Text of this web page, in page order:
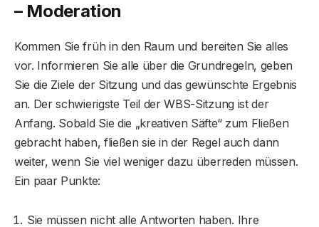
– Moderation
Kommen Sie früh in den Raum und bereiten Sie alles
vor. Informieren Sie alle über die Grundregeln, geben
Sie die Ziele der Sitzung und das gewünschte Ergebnis
an. Der schwierigste Teil der WBS-Sitzung ist der
Anfang. Sobald Sie die „kreativen Säfte“ zum Fließen
gebracht haben, fließen sie in der Regel auch dann
weiter, wenn Sie viel weniger dazu überreden müssen.
Ein paar Punkte:
Sie müssen nicht alle Antworten haben. Ihre